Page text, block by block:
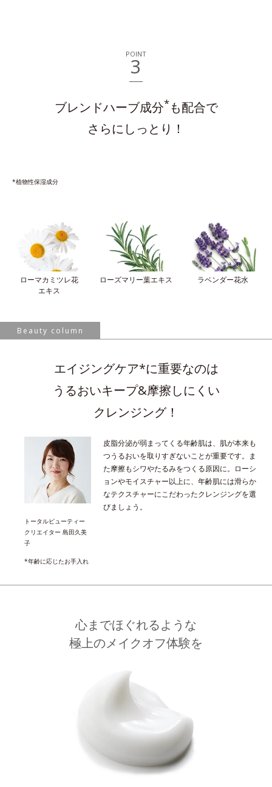
POINT
3
ブレンドハーブ成分*も配合で
さらにしっとり！
*植物性保湿成分
ローマカミツレ花
エキス
ローズマリー葉エキス ラベンダー花水
Beauty column
トータルビューティー
クリエイター 島田久美
子
エイジングケア*に重要なのは
うるおいキープ&摩擦しにくい
クレンジング！
皮脂分泌が弱まってくる年齢肌は、肌が本来も
つうるおいを取りすぎないことが重要です。ま
た摩擦もシワやたるみをつくる原因に。ローシ
ョンやモイスチャー以上に、年齢肌には滑らか
なテクスチャーにこだわったクレンジングを選
びましょう。
*年齢に応じたお手入れ
心までほぐれるような
極上のメイクオフ体験を